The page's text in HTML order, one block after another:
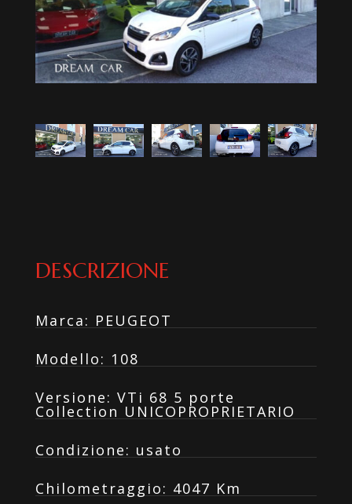
DESCRIZIONE
Marca: PEUGEOT
Modello: 108
Versione: VTi 68 5 porte
Collection UNICOPROPRIETARIO
Condizione: usato
Chilometraggio: 4047 Km